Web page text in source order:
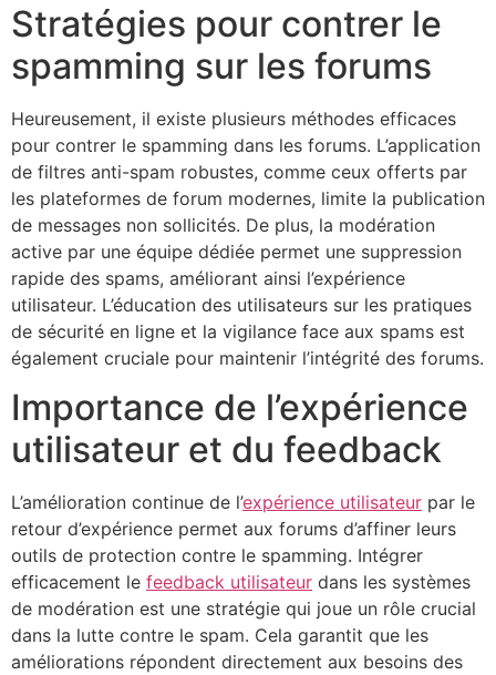
Stratégies pour contrer le
spamming sur les forums
Heureusement, il existe plusieurs méthodes efficaces
pour contrer le spamming dans les forums. L’application
de filtres anti-spam robustes, comme ceux offerts par
les plateformes de forum modernes, limite la publication
de messages non sollicités. De plus, la modération
active par une équipe dédiée permet une suppression
rapide des spams, améliorant ainsi l’expérience
utilisateur. L’éducation des utilisateurs sur les pratiques
de sécurité en ligne et la vigilance face aux spams est
également cruciale pour maintenir l’intégrité des forums.
Importance de l’expérience
utilisateur et du feedback
L’amélioration continue de l’expérience utilisateur par le
retour d’expérience permet aux forums d’affiner leurs
outils de protection contre le spamming. Intégrer
efficacement le feedback utilisateur dans les systèmes
de modération est une stratégie qui joue un rôle crucial
dans la lutte contre le spam. Cela garantit que les
améliorations répondent directement aux besoins des